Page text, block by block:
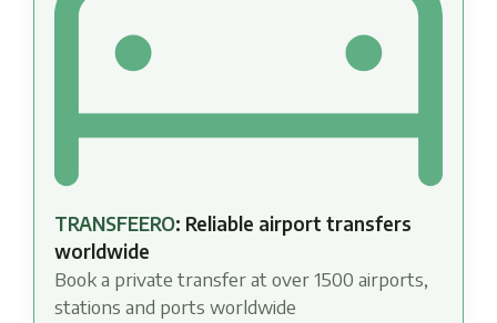
TRANSFEERO: Reliable airport transfers
worldwide
Book a private transfer at over 1500 airports,
stations and ports worldwide